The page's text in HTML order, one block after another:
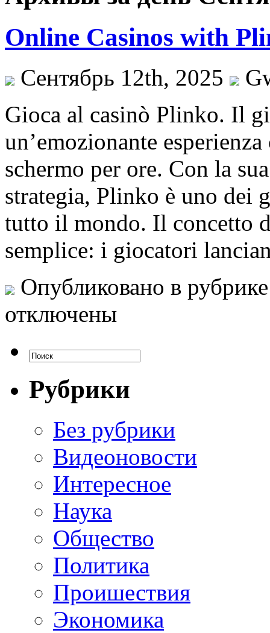
Online Casinos with
Сентябрь 12th, 2025
Gioca al casinò Plinko. Il
un’emozionante
schermo per ore. Con la
strategia, Plinko è uno dei
tutto il mondo. Il concetto
semplice: i giocatori
Опубликовано в
отключены
Рубрики
Без рубрики
Видеоновости
Интересное
Наука
Общество
Политика
Проишествия
Экономика